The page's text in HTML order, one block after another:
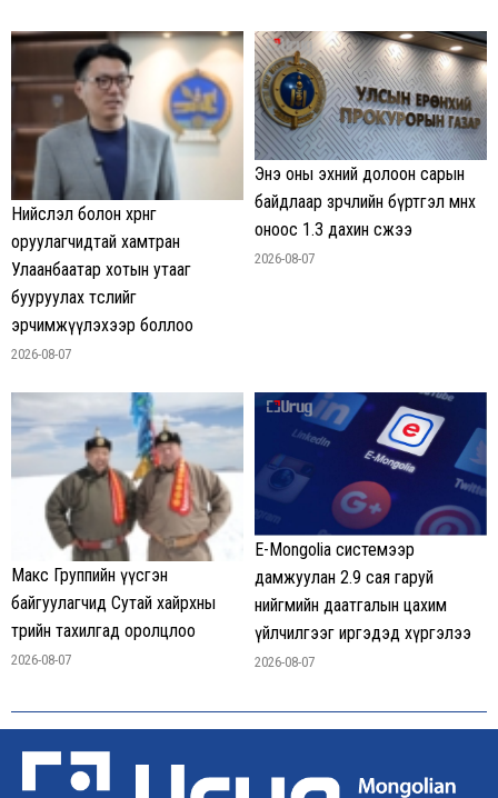
Нийслэл болон хөрөнгө
оруулагчидтай хамтран
Улаанбаатар хотын утааг
бууруулах төслийг
эрчимжүүлэхээр боллоо
2026-08-07
Энэ оны эхний долоон сарын
байдлаар зөрчлийн бүртгэл өмнөх
оноос 1.3 дахин өсжээ
2026-08-07
Макс Группийн үүсгэн
байгуулагчид Сутай хайрхны
төрийн тахилгад оролцлоо
2026-08-07
E-Mongolia системээр
дамжуулан 2.9 сая гаруй
нийгмийн даатгалын цахим
үйлчилгээг иргэдэд хүргэлээ
2026-08-07